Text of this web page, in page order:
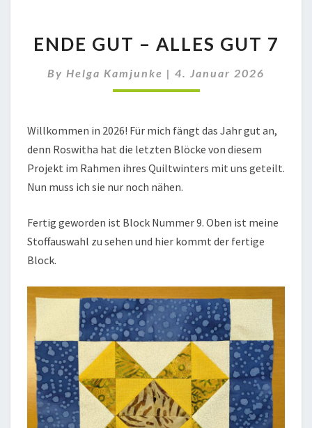
GUT
ALLES
GUT
ENDE GUT – ALLES GUT 7
By Helga Kamjunke | 4. Januar 2026
Willkommen in 2026! Für mich fängt das Jahr gut an,
denn Roswitha hat die letzten Blöcke von diesem
Projekt im Rahmen ihres Quiltwinters mit uns geteilt.
Nun muss ich sie nur noch nähen.
Fertig geworden ist Block Nummer 9. Oben ist meine
Stoffauswahl zu sehen und hier kommt der fertige
Block.